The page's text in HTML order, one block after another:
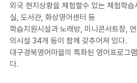
외국 현지상황을 체험할수 있는 체험학습
실, 도서관, 화상영어센터 등
학습지원시설과 노래방, 미니콘서트장,
의시설 34개 등이 함께 갖추어져 있다.
대구경북영어마을의 특화된 영어프로그
다.